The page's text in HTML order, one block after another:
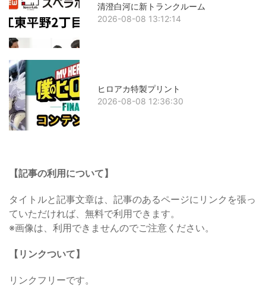
清澄白河に新トランクルーム
2026-08-08 13:12:14
ヒロアカ特製プリント
2026-08-08 12:36:30
【記事の利用について】
タイトルと記事文章は、記事のあるページにリンクを張っ
ていただければ、無料で利用できます。
※画像は、利用できませんのでご注意ください。
【リンクついて】
リンクフリーです。